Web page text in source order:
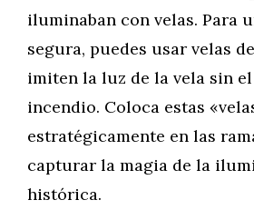
iluminaban con velas. Para
segura, puedes usar velas
imiten la luz de la vela sin
incendio. Coloca estas
estratégicamente en las
capturar la magia de la
histórica.